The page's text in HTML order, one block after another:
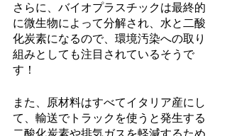
さらに、バイオプラスチックは最終的
に微生物によって分解され、水と二酸
化炭素になるので、環境汚染への取り
組みとしても注目されているそうで
す！
また、原材料はすべてイタリア産にし
て、輸送でトラックを使うと発生する
二酸化炭素や排気ガスを軽減するため